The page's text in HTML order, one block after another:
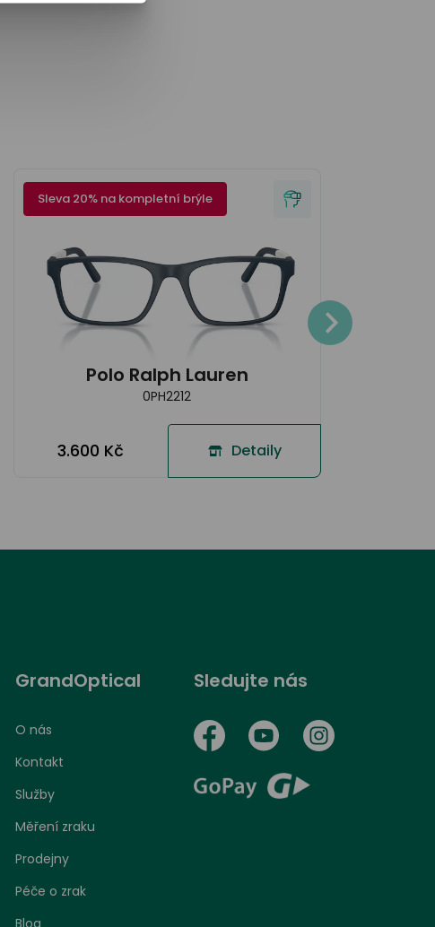
Sleva 20% na kompletní brýle
Polo Ralph Lauren
0PH2212
3.600 Kč Detaily
GrandOptical
O nás
Kontakt
Služby
Měření zraku
Prodejny
Péče o zrak
Sledujte nás